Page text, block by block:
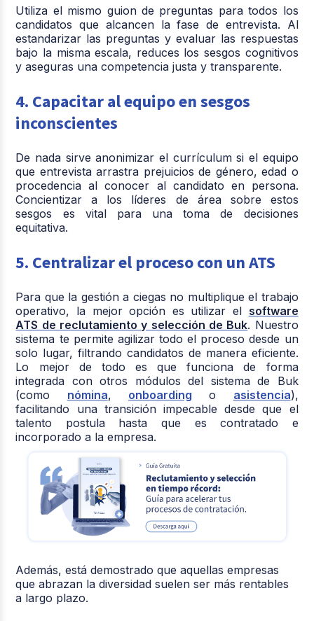
Utiliza el mismo guion de preguntas para todos los
candidatos que alcancen la fase de entrevista. Al
estandarizar las preguntas y evaluar las respuestas
bajo la misma escala, reduces los sesgos cognitivos
y aseguras una competencia justa y transparente.
4. Capacitar al equipo en sesgos
inconscientes
De nada sirve anonimizar el currículum si el equipo
que entrevista arrastra prejuicios de género, edad o
procedencia al conocer al candidato en persona.
Concientizar a los líderes de área sobre estos
sesgos es vital para una toma de decisiones
equitativa.
5. Centralizar el proceso con un ATS
Para que la gestión a ciegas no multiplique el trabajo
operativo, la mejor opción es utilizar el software
ATS de reclutamiento y selección de Buk. Nuestro
sistema te permite agilizar todo el proceso desde un
solo lugar, filtrando candidatos de manera eficiente.
Lo mejor de todo es que funciona de forma
integrada con otros módulos del sistema de Buk
(como nómina, onboarding o asistencia),
facilitando una transición impecable desde que el
talento postula hasta que es contratado e
incorporado a la empresa.
Además, está demostrado que aquellas empresas
que abrazan la diversidad suelen ser más rentables
a largo plazo.